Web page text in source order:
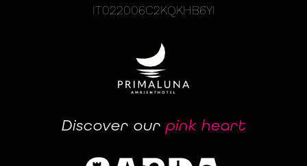
IT022006C2KQKHB6YI
Discover our pink heart